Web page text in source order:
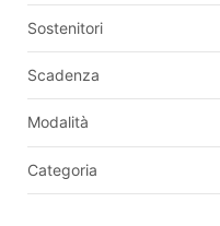
Sostenitori
Scadenza
Modalità
Categoria